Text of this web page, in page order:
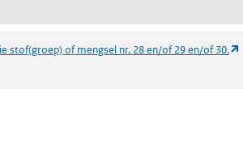
stof(groep) of mengsel nr. 28 en/of 29 en/of 30.